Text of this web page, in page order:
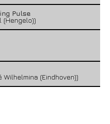
Pulse
(Hengelo))
Wilhelmina (Eindhoven))